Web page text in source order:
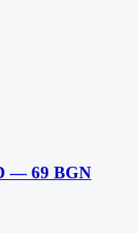
— 69 BGN